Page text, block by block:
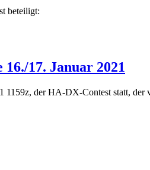
beteiligt:
17. Januar 2021
1159z, der HA-DX-Contest statt,